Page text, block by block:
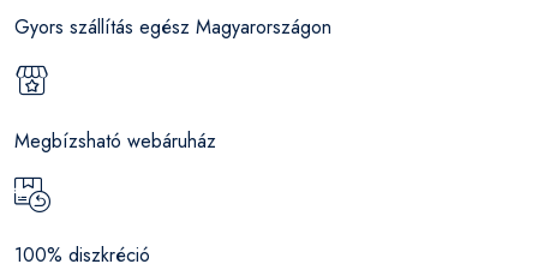
Gyors szállítás egész Magyarországon
Megbízsható webáruház
100% diszkréció